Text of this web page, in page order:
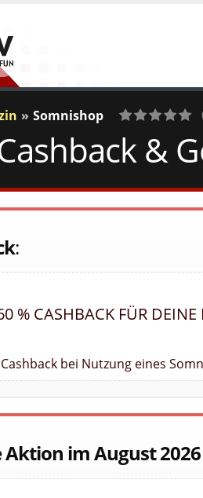
Somnishop
0Votes
&
:
% CASHBACK FÜR DEINE
bei Nutzung eines
im August 2026